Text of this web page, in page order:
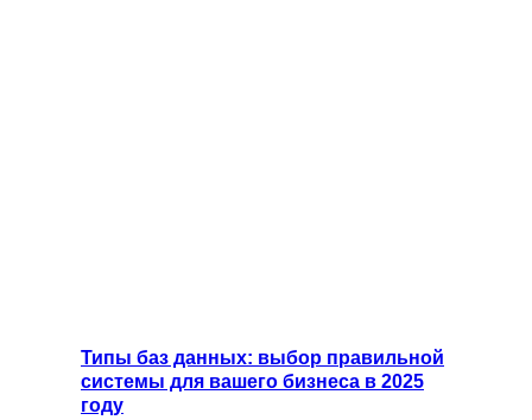
Типы баз данных: выбор правильной
системы для вашего бизнеса в 2025
году